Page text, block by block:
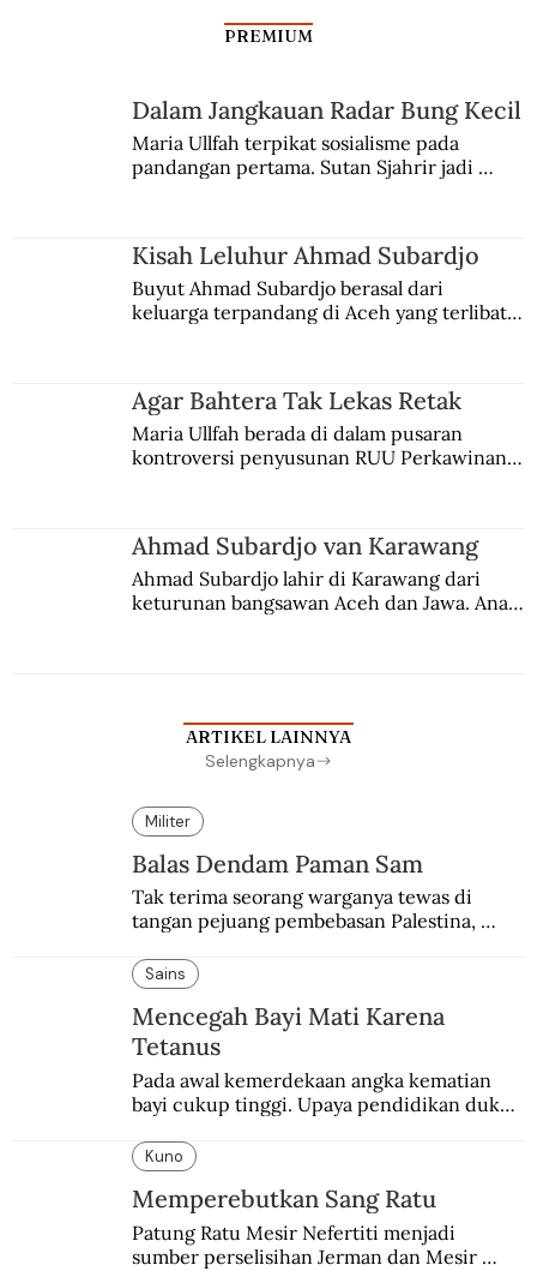
Al-Shifa, dari Barak Inggris hingga
PREMIUM
Dalam Jangkauan Radar Bung Kecil
Maria Ullfah terpikat sosialisme pada
pandangan pertama. Sutan Sjahrir jadi
Kisah Leluhur Ahmad Subardjo
Buyut Ahmad Subardjo berasal dari
keluarga terpandang di Aceh yang terlibat
Agar Bahtera Tak Lekas Retak
Maria Ullfah berada di dalam pusaran
kontroversi penyusunan RUU Perkawinan.
Ahmad Subardjo van Karawang
Ahmad Subardjo lahir di Karawang dari
keturunan bangsawan Aceh dan Jawa. Anak
ARTIKEL LAINNYA
Selengkapnya
Militer
Balas Dendam Paman Sam
Tak terima seorang warganya tewas di
tangan pejuang pembebasan Palestina,
pembalasan.
Sains
Mencegah Bayi Mati Karena
Tetanus
Pada awal kemerdekaan angka kematian
bayi cukup tinggi. Upaya pendidikan dukun
Kuno
Memperebutkan Sang Ratu
Patung Ratu Mesir Nefertiti menjadi
sumber perselisihan Jerman dan Mesir